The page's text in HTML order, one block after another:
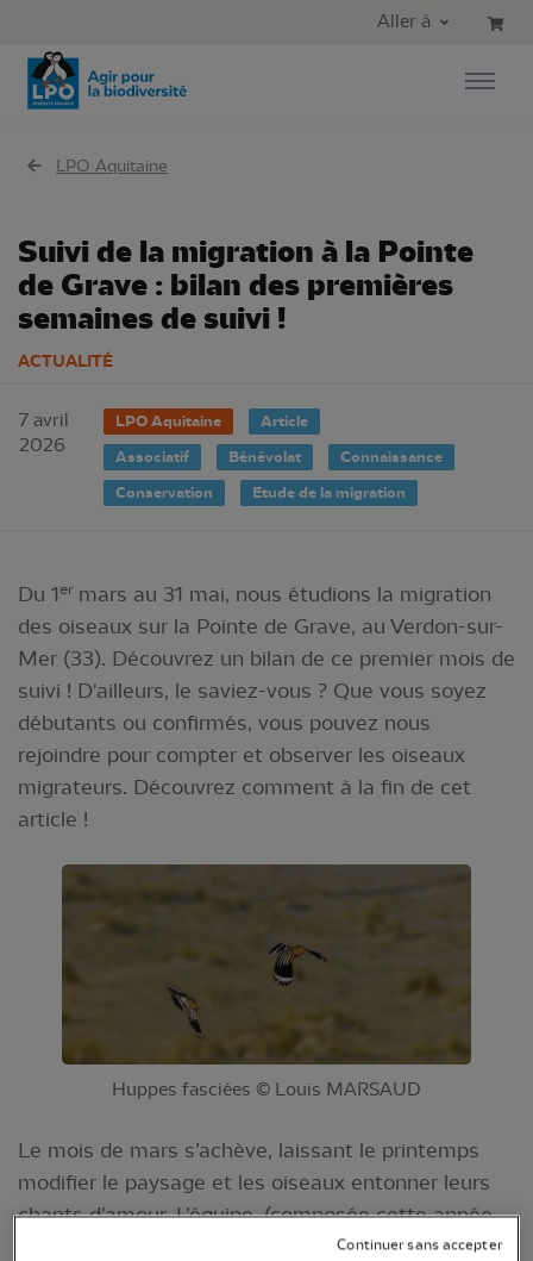
Aller au menu principal
Aller à
LPO Aquitaine
Suivi de la migration à la Pointe
de Grave : bilan des premières
semaines de suivi !
ACTUALITÉ
7 avril
2026
LPO Aquitaine
Article
Associatif
Bénévolat
Connaissance
Conservation
Etude de la migration
Du 1 er mars au 31 mai, nous étudions la migration
des oiseaux sur la Pointe de Grave, au Verdon-sur-
Mer (33). Découvrez un bilan de ce premier mois de
suivi ! D'ailleurs, le saviez-vous ? Que vous soyez
débutants ou confirmés, vous pouvez nous
rejoindre pour compter et observer les oiseaux
migrateurs. Découvrez comment à la fin de cet
article !
Huppes fasciées © Louis MARSAUD
Le mois de mars s’achève, laissant le printemps
modifier le paysage et les oiseaux entonner leurs
chants d'amour. L’équipe, (composée cette année
de deux permanents, Paul et Gaëtan, ainsi que
Continuer sans accepter